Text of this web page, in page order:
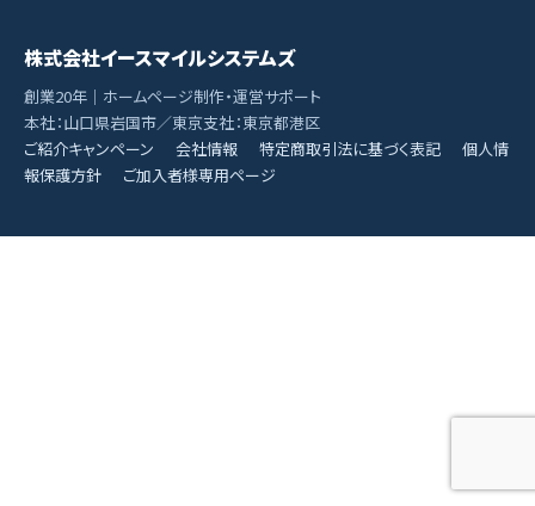
株式会社イースマイルシステムズ
創業20年｜ホームページ制作・運営サポート
本社：山口県岩国市／東京支社：東京都港区
ご紹介キャンペーン
会社情報 特定商取引法に基づく表記
個人情
報保護方針
ご加入者様専用ページ